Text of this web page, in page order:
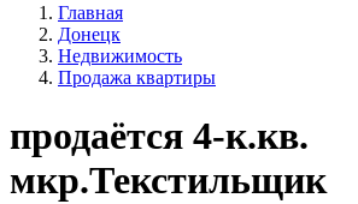
Главная
Донецк
Недвижимость
Продажа квартиры
продаётся 4-к.кв.
мкр.Текстильщик